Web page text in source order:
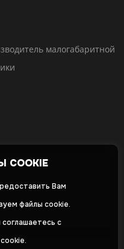
малогабаритной
Вам
файлы cookie.
с